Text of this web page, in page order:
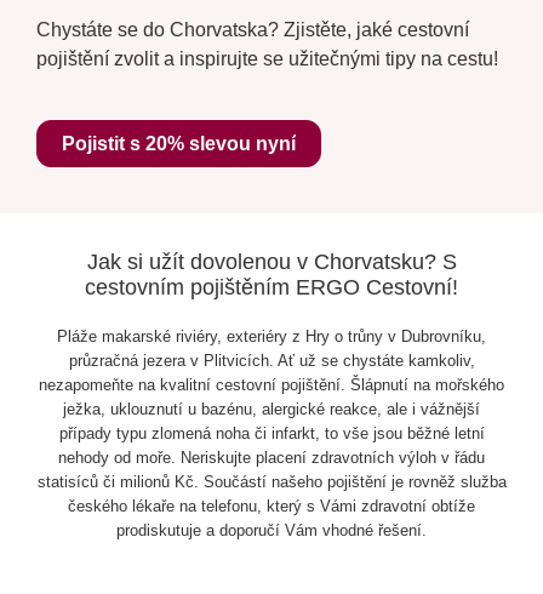
Chystáte se do Chorvatska? Zjistěte, jaké cestovní
pojištění zvolit a inspirujte se užitečnými tipy na cestu!
Pojistit s 20% slevou nyní
Jak si užít dovolenou v Chorvatsku? S
cestovním pojištěním ERGO Cestovní!
Pláže makarské riviéry, exteriéry z Hry o trůny v Dubrovníku,
průzračná jezera v Plitvicích. Ať už se chystáte kamkoliv,
nezapomeňte na kvalitní cestovní pojištění. Šlápnutí na mořského
ježka, uklouznutí u bazénu, alergické reakce, ale i vážnější
případy typu zlomená noha či infarkt, to vše jsou běžné letní
nehody od moře. Neriskujte placení zdravotních výloh v řádu
statisíců či milionů Kč. Součástí našeho pojištění je rovněž služba
českého lékaře na telefonu, který s Vámi zdravotní obtíže
prodiskutuje a doporučí Vám vhodné řešení.